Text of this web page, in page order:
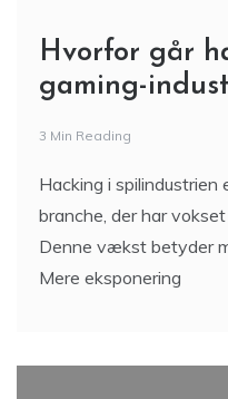
Hvorfor går
gaming-
3 Min Reading
Hacking i spilindustrien
branche, der har
Denne vækst betyder
Mere eksponering